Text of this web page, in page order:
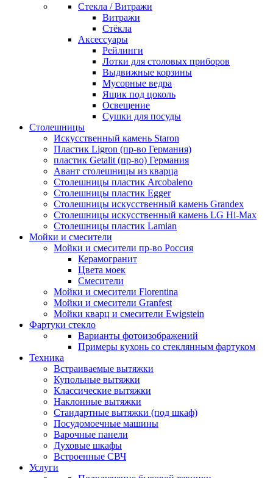
Стекла / Витражи
Витражи
Стёкла
Аксессуары
Рейлинги
Лотки для столовых приборов
Выдвижные корзины
Мусорные ведра
Ящик под цоколь
Освещение
Сушки для посуды
Столешницы
Искусственный камень Staron
Пластик Ligron (пр-во Германия)
пластик Getalit (пр-во) Германия
Авант столешницы из кварца
Столешницы пластик Arcobaleno
Столешницы пластик Egger
Столешницы искусственный камень Grandex
Столешницы искусственный камень LG Hi-Max
Столешницы пластик Lamian
Мойки и смесители
Мойки и смесители пр-во Россия
Керамогранит
Цвета моек
Смесители
Мойки и смесители Florentina
Мойки и смесители Granfest
Мойки кварц и смесители Ewigstein
Фартуки стекло
Варианты фотоизображений
Примеры кухонь со стеклянным фартуком
Техника
Встраиваемые вытяжки
Купольные вытяжки
Классические вытяжки
Наклонные вытяжки
Стандартные вытяжки (под шкаф)
Посудомоечные машины
Варочные панели
Духовые шкафы
Встроенные СВЧ
Услуги